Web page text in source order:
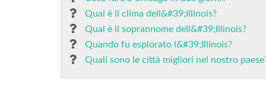
Qual è il clima dell&#39;Illinois?
Qual è il soprannome dell&#39;Illinois?
Quando fu esplorato l&#39;Illinois?
Quali sono le città migliori nel nostro